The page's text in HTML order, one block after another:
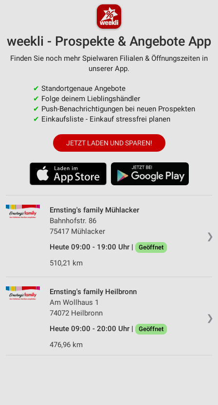
weekli - Prospekte & Angebote App
Finden Sie noch mehr Spielwaren Filialen & Öffnungszeiten in
unserer App.
✔ Standortgenaue Angebote
✔ Folge deinem Lieblingshändler
✔ Push-Benachrichtigungen bei neuen Prospekten
✔ Einkaufsliste - Einkauf stressfrei planen
JETZT LADEN UND SPAREN!
❯
Ernsting's family Mühlacker
Bahnhofstr. 86
75417 Mühlacker
Heute 09:00 - 19:00 Uhr |
Geöffnet
510,21 km
❯
Ernsting's family Heilbronn
Am Wollhaus 1
74072 Heilbronn
Heute 09:00 - 20:00 Uhr |
Geöffnet
476,96 km